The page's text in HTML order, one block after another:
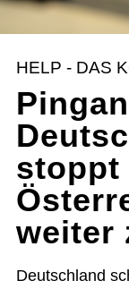
HELP - DAS
stoppt
weiter
Deutschland